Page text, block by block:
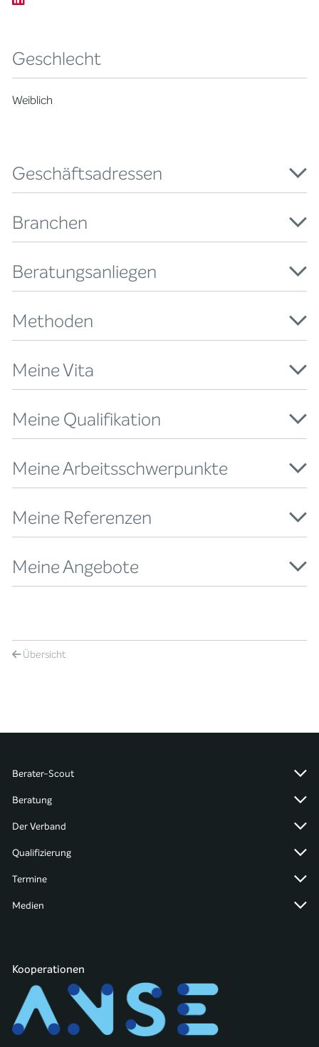
Geschlecht
Weiblich
Geschäftsadressen
Branchen
Beratungsanliegen
Methoden
Meine Vita
Meine Qualifikation
Meine Arbeitsschwerpunkte
Meine Referenzen
Meine Angebote
Übersicht
Berater-Scout
Beratung
Der Verband
Qualifizierung
Termine
Medien
Kooperationen